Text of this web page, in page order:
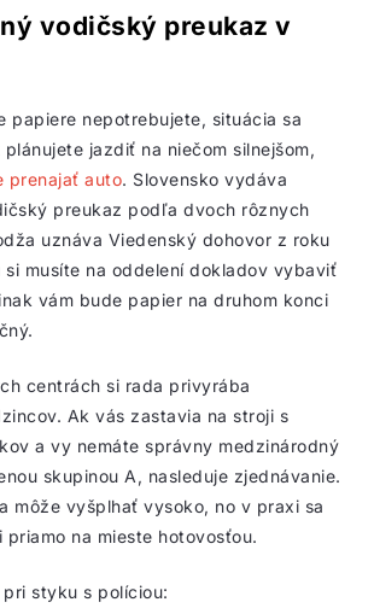
vodičský preukaz v
papiere nepotrebujete, situácia sa
jazdiť na niečom silnejšom,
prenajať auto. Slovensko vydáva
preukaz podľa dvoch rôznych
uznáva Viedenský dohovor z roku
si musíte na oddelení dokladov vybaviť
vám bude papier na druhom konci
centrách si rada privyrába
Ak vás zastavia na stroji s
a vy nemáte správny medzinárodný
skupinou A, nasleduje zjednávanie.
môže vyšplhať vysoko, no v praxi sa
priamo na mieste hotovosťou.
styku s políciou: